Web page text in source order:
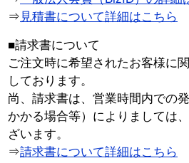
⇒ 見積書について詳細はこちら
■請求書について
ご注文時に希望されたお客様に
しております。
尚、請求書は、営業時間内での
かかる場合等）によりましては
ざいます。
⇒請求書について詳細はこちら